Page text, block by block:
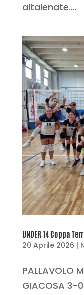
altalenate....
UNDER 14 Coppa
20 Aprile 2026 |
PALLAVOLO
GIACOSA